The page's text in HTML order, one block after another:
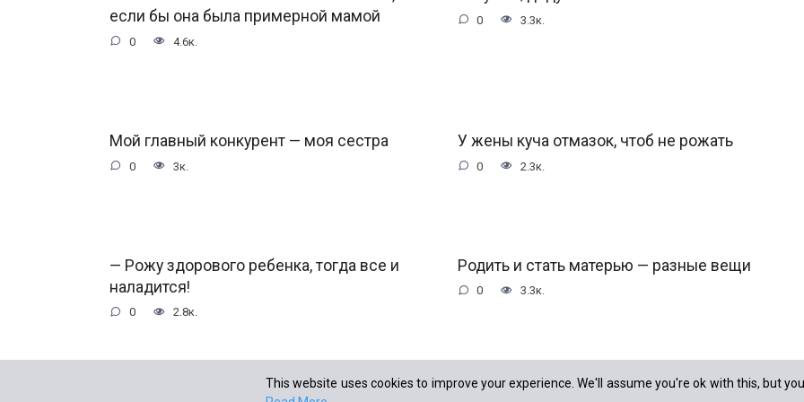
если бы она была примерной мамой
0 4.6к.
0 3.3к.
Мой главный конкурент — моя сестра
0 3к.
У жены куча отмазок, чтоб не рожать
0 2.3к.
— Рожу здорового ребенка, тогда все и
наладится!
0 2.8к.
Родить и стать матерью — разные вещи
0 3.3к.
This website uses cookies to improve your experience. We'll assume you're ok with this, but